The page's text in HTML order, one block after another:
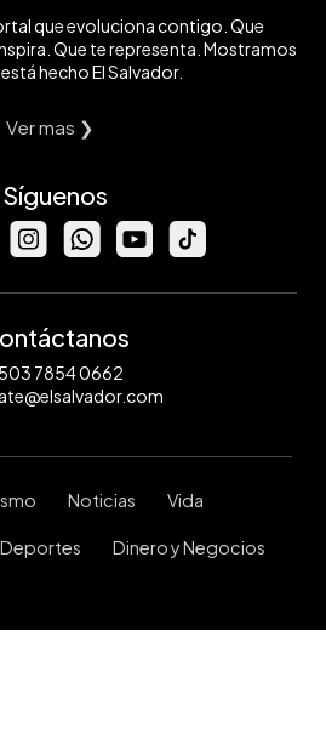
que evoluciona contigo. Que
Que te representa. Mostramos
hecho El Salvador.
Ver mas ❯
Síguenos
7854 0662
Noticias Vida
Deportes Dinero y Negocios